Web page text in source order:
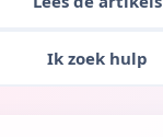
Ik zoek hulp